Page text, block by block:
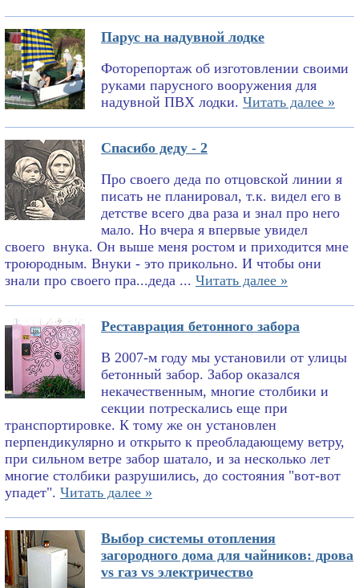
Парус на надувной лодке
Фоторепортаж об изготовлении своими
руками парусного вооружения для
надувной ПВХ лодки. Читать далее »
Спасибо деду - 2
Про своего деда по отцовской линии я
писать не планировал, т.к. видел его в
детстве всего два раза и знал про него
мало. Но вчера я впервые увидел
своего внука. Он выше меня ростом и приходится мне
троюродным. Внуки - это прикольно. И чтобы они
знали про своего пра...деда ... Читать далее »
Реставрация бетонного забора
В 2007-м году мы установили от улицы
бетонный забор. Забор оказался
некачественным, многие столбики и
секции потрескались еще при
транспортировке. К тому же он установлен
перпендикулярно и открыто к преобладающему ветру,
при сильном ветре забор шатало, и за несколько лет
многие столбики разрушились, до состояния "вот-вот
упадет". Читать далее »
Выбор системы отопления
загородного дома для чайников: дрова
vs газ vs электричество